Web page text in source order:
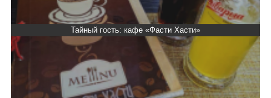
Тайный гость: кафе «Фасти Хасти»